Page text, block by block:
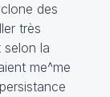
des
très
selon la
me^me